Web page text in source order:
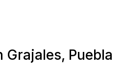
Grajales, Puebla